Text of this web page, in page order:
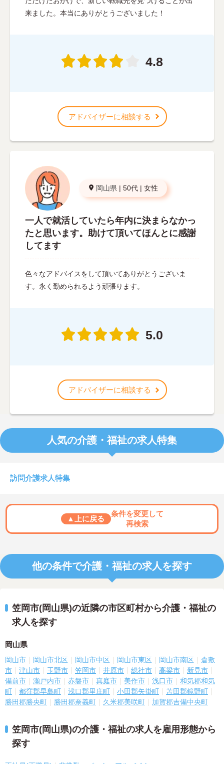
来ました。本当にありがとうございました！
4.8
アドバイザーに相談する
岡山県 | 50代 | 女性
一人で就活していたら年内に決まらなかっ
たと思います。助けて頂いてほんとに感謝
してます
色々なアドバイスをして頂いてありがとうございま
す。永く勤められるよう頑張ります。
5.0
アドバイザーに相談する
人気の介護・福祉の求人特集
訪問介護求人特集
▲上に戻る
条件を変更して
再検索
他の条件で介護・福祉の求人を探す
笠岡市(岡山県)の近隣の市区町村から介護・福祉の
求人を探す
岡山県
岡山市 岡山市北区 岡山市中区 岡山市東区 岡山市南区
倉敷
市
津山市 玉野市 笠岡市 井原市 総社市 高梁市
新見市
備前市
瀬戸内市 赤磐市 真庭市 美作市 浅口市
和気郡和気
町
都窪郡早島町 浅口郡里庄町 小田郡矢掛町
苫田郡鏡野町
勝田郡勝央町
勝田郡奈義町 久米郡美咲町 加賀郡吉備中央町
笠岡市(岡山県)の介護・福祉の求人を雇用形態から
探す